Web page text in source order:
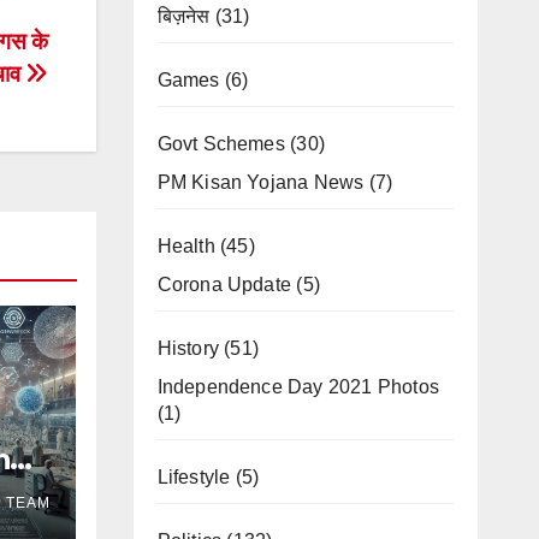
के
बिज़नेस (31)
Games (6)
Govt Schemes(30)
PM Kisan Yojana News (7)
Health (45)
Corona Update (5)
History(51)
Independence Day 2021 Photos
(1)
Lifestyle (5)